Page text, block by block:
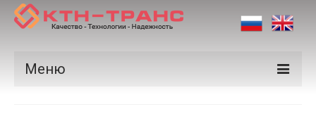
Меню